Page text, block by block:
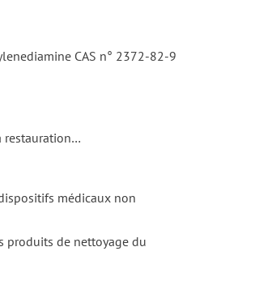
CAS n° 2372-82-9
restauration…
médicaux non
produits de nettoyage du